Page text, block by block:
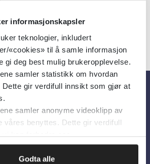
informasjonskapsler
teknologier, inkludert
«cookies» til å samle informasjon
gi deg best mulig brukeropplevelse.
samler statistikk om hvordan
Dette gir verdifull innsikt som gjør at
samler anonyme videoklipp av
våres benyttes. Dette gir verdifull
kan forbedre oss.
Godta alle
informasjonskapsler